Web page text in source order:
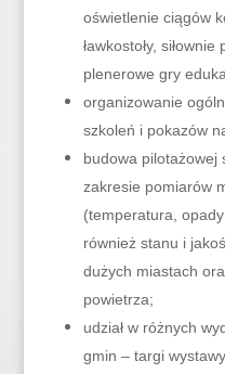
oświetlenie ciągów
ławkostoły,
plenerowe gry
organizowanie
szkoleń i pokazów
budowa pilotażowej
zakresie pomiarów
(temperatura,
również stanu i
dużych miastach
powietrza;
udział w różnych
gmin – targi